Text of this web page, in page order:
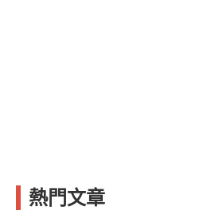
熱門文章